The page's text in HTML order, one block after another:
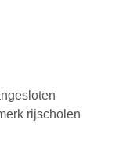
rijscholen